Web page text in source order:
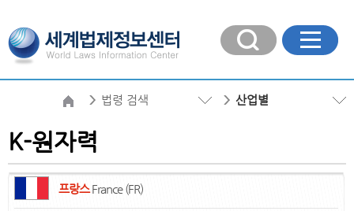
법령 검색 산업별
K-원자력
프랑스France (FR)